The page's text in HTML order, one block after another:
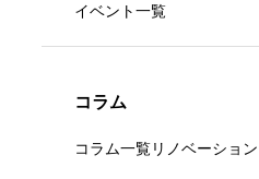
イベント一覧
コラム
コラム一覧リノベーション